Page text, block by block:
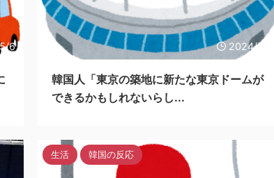
6 2024/5/6
韓国人「東京の築地に新たな東京ドームが
できるかもしれないらし...
生活 韓国の反応